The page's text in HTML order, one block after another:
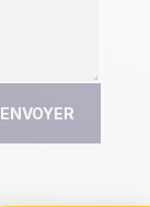
ENVOYER